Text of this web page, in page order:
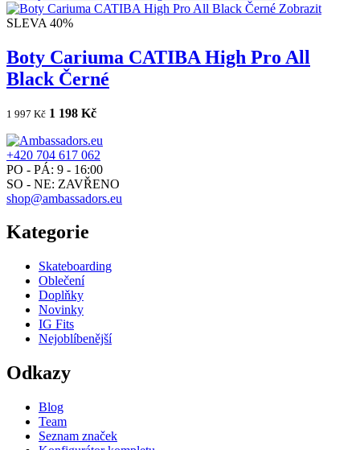
Zobrazit
SLEVA 40%
Boty Cariuma CATIBA High Pro All
Black Černé
1 997 Kč 1 198 Kč
+420 704 617 062
PO - PÁ: 9 - 16:00
SO - NE: ZAVŘENO
shop@ambassadors.eu
Kategorie
Skateboarding
Oblečení
Doplňky
Novinky
IG Fits
Nejoblíbenější
Odkazy
Blog
Team
Seznam značek